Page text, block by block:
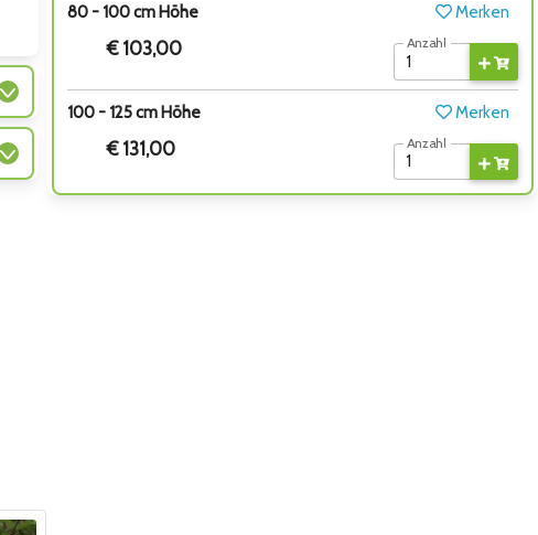
80 - 100 cm Höhe Merken
€ 103,00 Anzahl
100 - 125 cm Höhe Merken
€ 131,00 Anzahl